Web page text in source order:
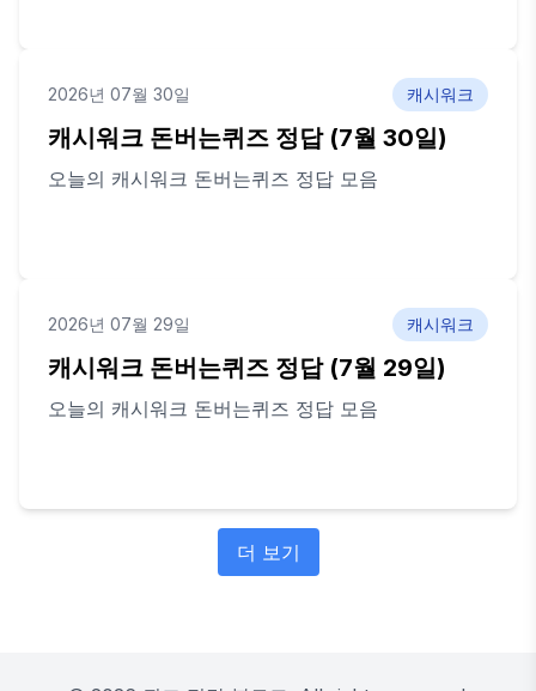
2026년 07월 30일 캐시워크
캐시워크 돈버는퀴즈 정답 (7월 30일)
오늘의 캐시워크 돈버는퀴즈 정답 모음
2026년 07월 29일 캐시워크
캐시워크 돈버는퀴즈 정답 (7월 29일)
오늘의 캐시워크 돈버는퀴즈 정답 모음
더 보기